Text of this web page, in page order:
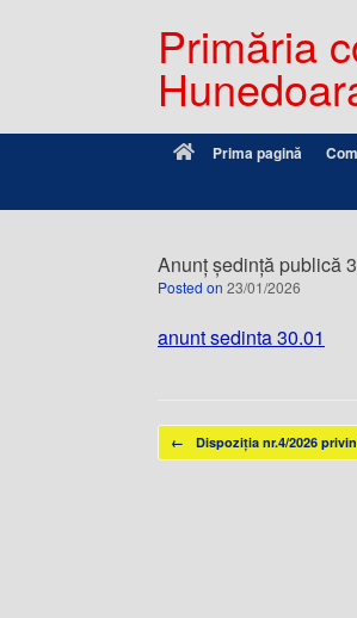
Primăria
Prima pagină
Anunț ședință publică
Posted on 23/01/2026
anunt sedinta 30.01
Post navigation
← Dispoziția nr.4/2026